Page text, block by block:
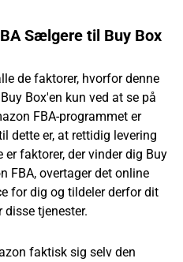
Sælgere til Buy Box
de faktorer, hvorfor denne
Box'en kun ved at se på
FBA-programmet er
dette er, at rettidig levering
faktorer, der vinder dig Buy
FBA, overtager det online
for dig og tildeler derfor dit
tjenester.
faktisk sig selv den